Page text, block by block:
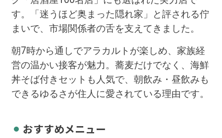
す。「迷うほど奥まった隠れ家」と評される佇
まいで、市場関係者の舌を支えてきました。
朝7時から通しでアラカルトが楽しめ、家族経
営の温かい接客が魅力。蕎麦だけでなく、海鮮
丼そば付きセットも人気で、朝飲み・昼飲みも
できるゆるさが住人に愛されている理由です。
おすすめメニュー